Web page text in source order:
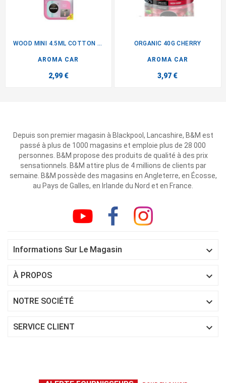
WOOD MINI 4.5ML COTTON CANDY
AROMA CAR
2,99 €
ORGANIC 40G CHERRY
AROMA CAR
3,97 €
Depuis son premier magasin à Blackpool, Lancashire, B&M est
passé à plus de 1000 magasins et emploie plus de 28 000
personnes. B&M propose des produits de qualité à des prix
sensationnels. B&M attire plus de 4 millions de clients par
semaine. B&M possède des magasins en Angleterre, en Écosse,
au Pays de Galles, en Irlande du Nord et en France.
Informations Sur Le Magasin 
À PROPOS 
NOTRE SOCIÉTÉ 
SERVICE CLIENT 